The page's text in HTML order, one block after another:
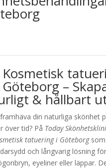
Kosmetisk
Göteborg –
& hållbart
din naturliga skönhet
över tid? På Today
tatuering i Göteborgsom
och långvarig lösning
eyeliner eller läppar.